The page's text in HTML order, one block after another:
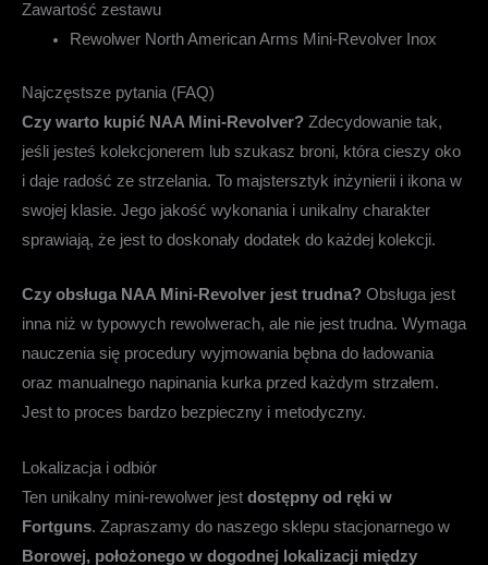
Zawartość zestawu
Rewolwer North American Arms Mini-Revolver Inox
Najczęstsze pytania (FAQ)
Czy warto kupić NAA Mini-Revolver? Zdecydowanie tak,
jeśli jesteś kolekcjonerem lub szukasz broni, która cieszy oko
i daje radość ze strzelania. To majstersztyk inżynierii i ikona w
swojej klasie. Jego jakość wykonania i unikalny charakter
sprawiają, że jest to doskonały dodatek do każdej kolekcji.
Czy obsługa NAA Mini-Revolver jest trudna? Obsługa jest
inna niż w typowych rewolwerach, ale nie jest trudna. Wymaga
nauczenia się procedury wyjmowania bębna do ładowania
oraz manualnego napinania kurka przed każdym strzałem.
Jest to proces bardzo bezpieczny i metodyczny.
Lokalizacja i odbiór
Ten unikalny mini-rewolwer jest dostępny od ręki w
Fortguns. Zapraszamy do naszego sklepu stacjonarnego w
Borowej, położonego w dogodnej lokalizacji między